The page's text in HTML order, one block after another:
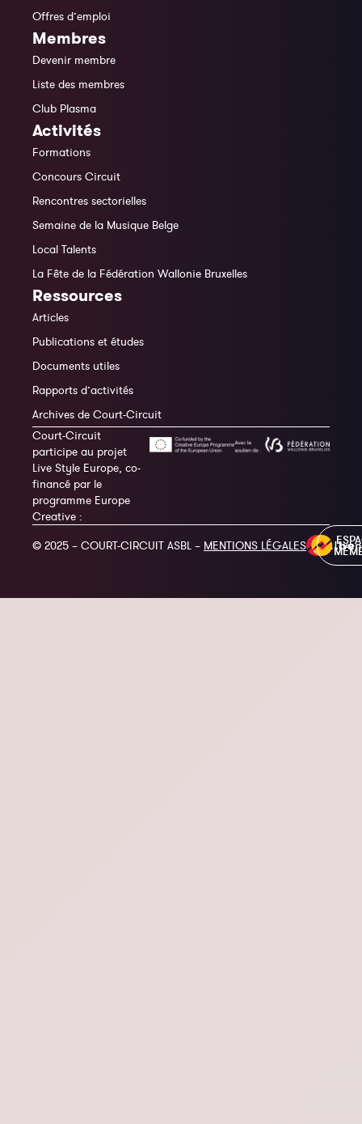
Offres d’emploi
Membres
Devenir membre
Liste des membres
Club Plasma
Activités
Formations
Concours Circuit
Rencontres sectorielles
Semaine de la Musique Belge
Local Talents
La Fête de la Fédération Wallonie Bruxelles
Ressources
Articles
Publications et études
Documents utiles
Rapports d’activités
Archives de Court-Circuit
Court-Circuit
participe au projet
Live Style Europe, co-
financé par le
programme Europe
Creative :
© 2025 – COURT-CIRCUIT ASBL – MENTIONS LÉGALES